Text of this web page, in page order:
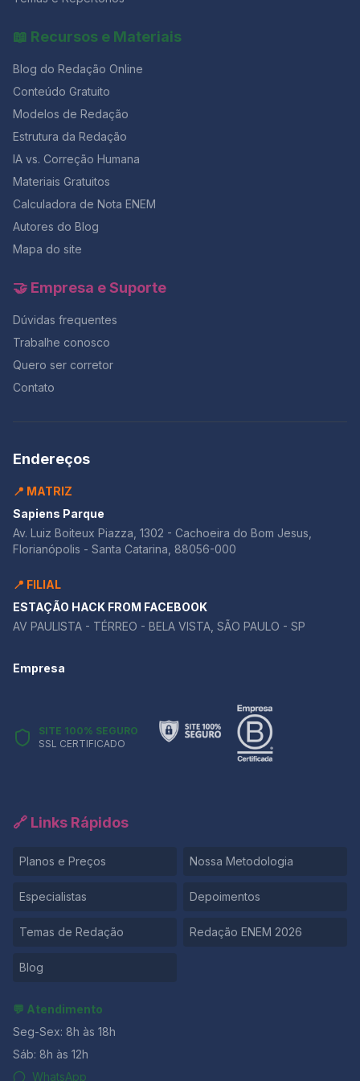
o fim. Evite sair cedo.Mesmo que já tenha terminado,
o gabarito e reler sua redação com calma.Essa revisão
final costuma fazer diferença de 50 a 80 pontos na
nota final. Como aproveitar melhor o tempo e manter o
foco? 💥 Faltam poucos dias para o ENEM! Garanta sua
preparação completa com 50% OFF na Black da
Aprovação 2026 e tenha acesso a simulados,
Conclusão: tempo é estratégia O relógio é seu maior
aliado se você souber controlá-lo.Com um plano de
tempo realista, alternando redação e questões, é
possível evitar o desespero dos minutos finais e
garantir um desempenho constante em toda a prova.
na sala com foco e sai com resultado.E se você quer
testar esse controle de tempo com correção
profissional, o momento é agora — com 50% OFF na
📖 Recursos e Materiais
Blog do Redação Online
Conteúdo Gratuito
Modelos de Redação
Estrutura da Redação
IA vs. Correção Humana
Materiais Gratuitos
Calculadora de Nota ENEM
Autores do Blog
Mapa do site
🤝 Empresa e Suporte
Dúvidas frequentes
Trabalhe conosco
Quero ser corretor
Contato
Endereços
📍 MATRIZ
Sapiens Parque
Av. Luiz Boiteux Piazza, 1302 - Cachoeira do Bom Jesus,
Florianópolis - Santa Catarina, 88056-000
📍 FILIAL
ESTAÇÃO HACK FROM FACEBOOK
AV PAULISTA - TÉRREO - BELA VISTA, SÃO PAULO - SP
Empresa
SITE 100% SEGURO
SSL CERTIFICADO
🔗 Links Rápidos
Planos e Preços Nossa Metodologia
Especialistas Depoimentos
Temas de Redação Redação ENEM 2026
Blog
💬 Atendimento
Seg-Sex: 8h às 18h
Sáb: 8h às 12h
WhatsApp